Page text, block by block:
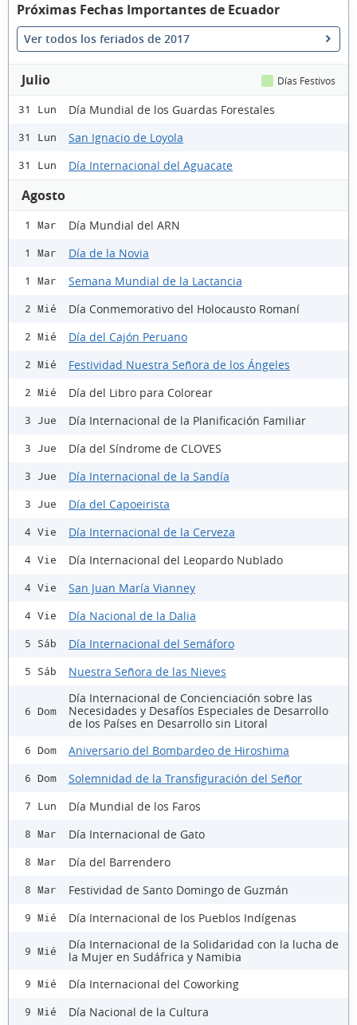
Próximas Fechas Importantes de Ecuador
Ver todos los feriados de 2017
Julio Días Festivos
31 Lun Día Mundial de los Guardas Forestales
31 Lun San Ignacio de Loyola
31 Lun Día Internacional del Aguacate
Agosto
1 Mar Día Mundial del ARN
1 Mar Día de la Novia
1 Mar Semana Mundial de la Lactancia
2 Mié Día Conmemorativo del Holocausto Romaní
2 Mié Día del Cajón Peruano
2 Mié Festividad Nuestra Señora de los Ángeles
2 Mié Día del Libro para Colorear
3 Jue Día Internacional de la Planificación Familiar
3 Jue Día del Síndrome de CLOVES
3 Jue Día Internacional de la Sandía
3 Jue Día del Capoeirista
4 Vie Día Internacional de la Cerveza
4 Vie Día Internacional del Leopardo Nublado
4 Vie San Juan María Vianney
4 Vie Día Nacional de la Dalia
5 Sáb Día Internacional del Semáforo
5 Sáb Nuestra Señora de las Nieves
6 Dom
Día Internacional de Concienciación sobre las
Necesidades y Desafíos Especiales de Desarrollo
de los Países en Desarrollo sin Litoral
6 Dom Aniversario del Bombardeo de Hiroshima
6 Dom Solemnidad de la Transfiguración del Señor
7 Lun Día Mundial de los Faros
8 Mar Día Internacional de Gato
8 Mar Día del Barrendero
8 Mar Festividad de Santo Domingo de Guzmán
9 Mié Día Internacional de los Pueblos Indígenas
9 Mié
Día Internacional de la Solidaridad con la lucha de
la Mujer en Sudáfrica y Namibia
9 Mié Día Internacional del Coworking
9 Mié Día Nacional de la Cultura